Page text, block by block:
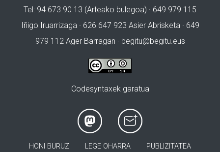
Tel: 94 673 90 13 (Arteako bulegoa) · 649 979 115
Iñigo Iruarrizaga · 626 647 923 Asier Abrisketa · 649
979 112 Ager Barragan · begitu@begitu.eus
Codesyntaxek garatua
HONI BURUZ LEGE OHARRA PUBLIZITATEA